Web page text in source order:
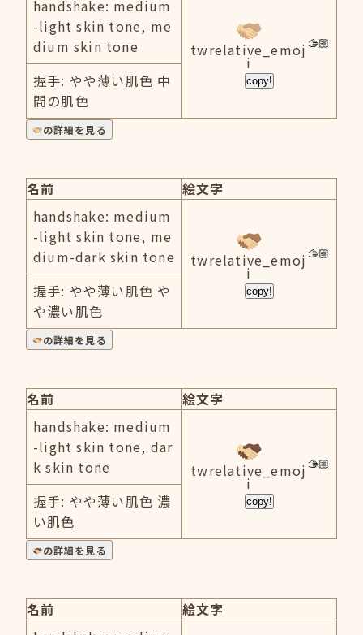
handshake: medium
-light skin tone, me
dium skin tone
twrelative_emoj
i
copy!
握手: やや薄い肌色 中
間の肌色
の詳細を見る
名前
絵文字
handshake: medium
-light skin tone, me
dium-dark skin tone
twrelative_emoj
i
copy!
握手: やや薄い肌色 や
や濃い肌色
の詳細を見る
名前
絵文字
handshake: medium
-light skin tone, dar
k skin tone
twrelative_emoj
i
copy!
握手: やや薄い肌色 濃
い肌色
の詳細を見る
名前
絵文字